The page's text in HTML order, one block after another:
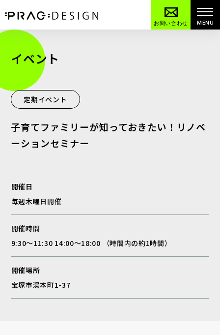
お問い合わせ MENU
イベント
定期イベント
子育てファミリーが知っておきたい！リノベ
ーションセミナー
開催日
毎週木曜日開催
開催時間
9:30～11:30 14:00～18:00 （時間内の約1時間）
開催場所
宝塚市湯本町1-37